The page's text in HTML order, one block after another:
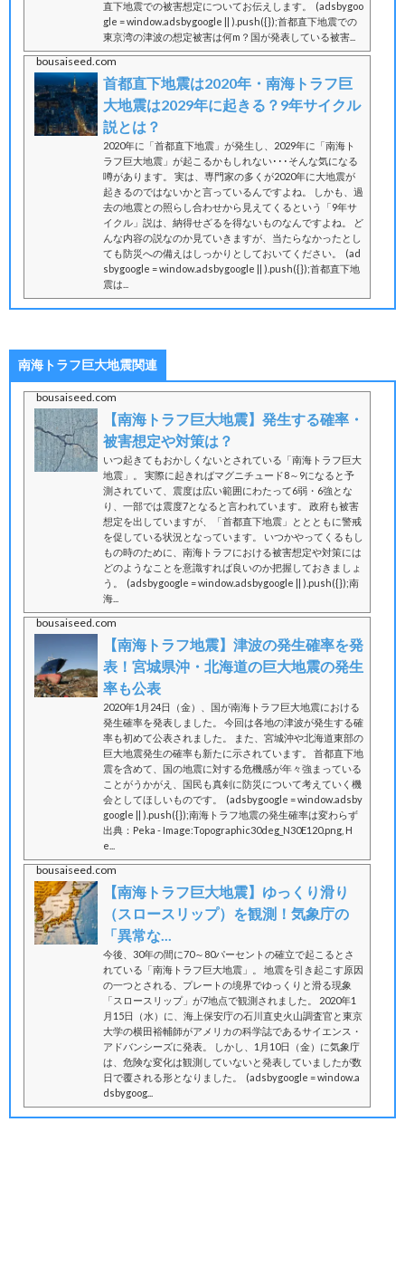
直下地震での被害想定についてお伝えします。 (adsbygoo
gle = window.adsbygoogle || ).push({});首都直下地震での
東京湾の津波の想定被害は何m？国が発表している被害...
bousaiseed.com
首都直下地震は2020年・南海トラフ巨
大地震は2029年に起きる？9年サイクル
説とは？
2020年に「首都直下地震」が発生し、2029年に「南海ト
ラフ巨大地震」が起こるかもしれない･･･そんな気になる
噂があります。 実は、専門家の多くが2020年に大地震が
起きるのではないかと言っているんですよね。 しかも、過
去の地震との照らし合わせから見えてくるという「9年サ
イクル」説は、納得せざるを得ないものなんですよね。 ど
んな内容の説なのか見ていきますが、当たらなかったとし
ても防災への備えはしっかりとしておいてください。 (ad
sbygoogle = window.adsbygoogle || ).push({});首都直下地
震は...
南海トラフ巨大地震関連
bousaiseed.com
【南海トラフ巨大地震】発生する確率・
被害想定や対策は？
いつ起きてもおかしくないとされている「南海トラフ巨大
地震」。 実際に起きればマグニチュード8～9になると予
測されていて、震度は広い範囲にわたって6弱・6強とな
り、一部では震度7となると言われています。 政府も被害
想定を出していますが、「首都直下地震」ととともに警戒
を促している状況となっています。 いつかやってくるもし
もの時のために、南海トラフにおける被害想定や対策には
どのようなことを意識すれば良いのか把握しておきましょ
う。 (adsbygoogle = window.adsbygoogle || ).push({});南
海...
bousaiseed.com
【南海トラフ地震】津波の発生確率を発
表！宮城県沖・北海道の巨大地震の発生
率も公表
2020年1月24日（金）、国が南海トラフ巨大地震における
発生確率を発表しました。 今回は各地の津波が発生する確
率も初めて公表されました。 また、宮城沖や北海道東部の
巨大地震発生の確率も新たに示されています。 首都直下地
震を含めて、国の地震に対する危機感が年々強まっている
ことがうかがえ、国民も真剣に防災について考えていく機
会としてほしいものです。 (adsbygoogle = window.adsby
google || ).push({});南海トラフ地震の発生確率は変わらず
出典：Peka - Image:Topographic30deg_N30E120.png, H
e...
bousaiseed.com
【南海トラフ巨大地震】ゆっくり滑り
（スロースリップ）を観測！気象庁の
「異常な...
今後、30年の間に70～80パーセントの確立で起こるとさ
れている「南海トラフ巨大地震」。 地震を引き起こす原因
の一つとされる、プレートの境界でゆっくりと滑る現象
「スロースリップ」が7地点で観測されました。 2020年1
月15日（水）に、海上保安庁の石川直史火山調査官と東京
大学の横田裕輔師がアメリカの科学誌であるサイエンス・
アドバンシーズに発表。 しかし、1月10日（金）に気象庁
は、危険な変化は観測していないと発表していましたが数
日で覆される形となりました。 (adsbygoogle = window.a
dsbygoog...